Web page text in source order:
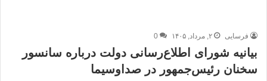
فرسایی ۲, مرداد, ۱۴۰۵ 0
بیانیه شورای اطلاع‌رسانی دولت درباره سانسور
سخنان رئیس‌جمهور در صداوسیما